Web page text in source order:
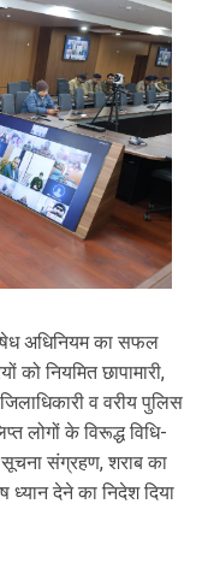
अधिनियम का सफल
को नियमित छापामारी,
व वरीय पुलिस
लोगों के विरूद्ध विधि-
सूचना संग्रहण, शराब का
ध्यान देने का निदेश दिया